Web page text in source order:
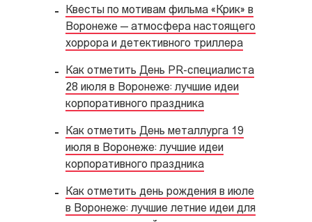
Квесты по мотивам фильма «Крик» в
Воронеже — атмосфера настоящего
хоррора и детективного триллера
Как отметить День PR-специалиста
28 июля в Воронеже: лучшие идеи
корпоративного праздника
Как отметить День металлурга 19
июля в Воронеже: лучшие идеи
корпоративного праздника
Как отметить день рождения в июле
в Воронеже: лучшие летние идеи для